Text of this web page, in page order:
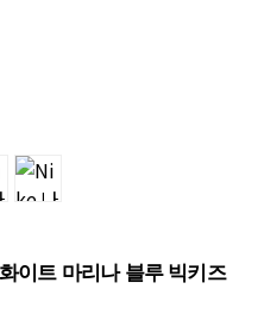
이트 마리나 블루 빅키즈